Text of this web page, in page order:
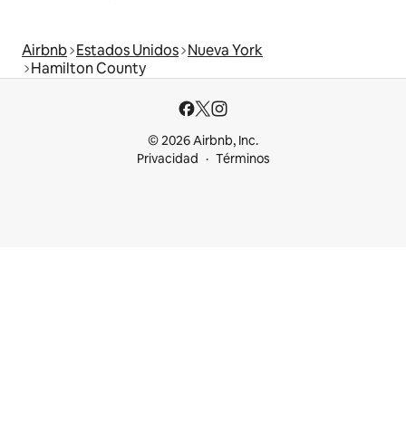
Airbnb Estados Unidos Nueva York
Hamilton County
© 2026 Airbnb, Inc.
Privacidad
Términos